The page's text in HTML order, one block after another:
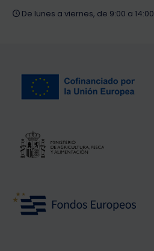
De lunes a viernes, de 9:00 a 14:00